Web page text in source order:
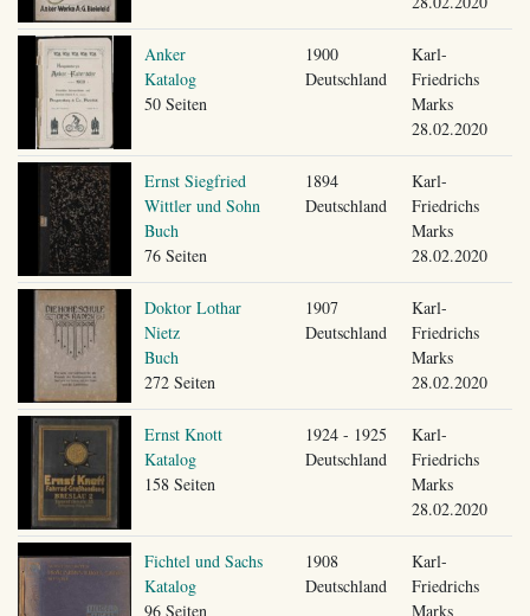
Anker
Katalog
50 Seiten
1900
Deutschland
Karl-
Friedrichs
Marks
28.02.2020
Ernst Siegfried
Wittler und Sohn
Buch
76 Seiten
1894
Deutschland
Karl-
Friedrichs
Marks
28.02.2020
Doktor Lothar
Nietz
Buch
272 Seiten
1907
Deutschland
Karl-
Friedrichs
Marks
28.02.2020
Ernst Knott
Katalog
158 Seiten
1924 - 1925
Deutschland
Karl-
Friedrichs
Marks
28.02.2020
Fichtel und Sachs
Katalog
96 Seiten
1908
Deutschland
Karl-
Friedrichs
Marks